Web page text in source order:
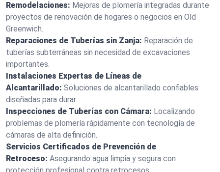
Remodelaciones: Mejoras de plomería integradas durante
proyectos de renovación de hogares o negocios en Old
Greenwich.
Reparaciones de Tuberías sin Zanja: Reparación de
tuberías subterráneas sin necesidad de excavaciones
importantes.
Instalaciones Expertas de Líneas de
Alcantarillado: Soluciones de alcantarillado confiables
diseñadas para durar.
Inspecciones de Tuberías con Cámara: Localizando
problemas de plomería rápidamente con tecnología de
cámaras de alta definición.
Servicios Certificados de Prevención de
Retroceso: Asegurando agua limpia y segura con